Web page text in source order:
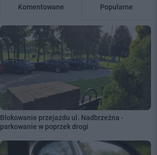
Komentowane Popularne
Blokowanie przejazdu ul. Nadbrzeżna -
parkowanie w poprzek drogi